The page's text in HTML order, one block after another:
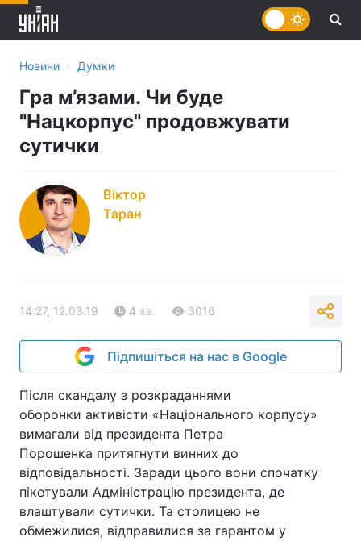
Новини › Думки
Гра м’язами. Чи буде
"Нацкорпус" продовжувати
сутички
Віктор
Таран
14:27, 12.03.19 4 хв. 3016
Підпишіться на нас в Google
Після скандалу з розкраданнями
оборонки активісти «Національного корпусу»
вимагали від президента Петра
Порошенка притягнути винних до
відповідальності. Заради цього вони спочатку
пікетували Адміністрацію президента, де
влаштували сутички. Та столицею не
обмежилися, відправилися за гарантом у